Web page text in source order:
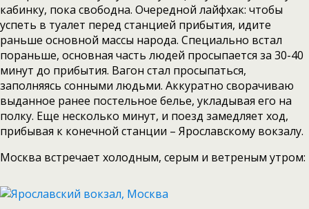
кабинку, пока свободна. Очередной лайфхак: чтобы
успеть в туалет перед станцией прибытия, идите
раньше основной массы народа. Специально встал
пораньше, основная часть людей просыпается за 30-40
минут до прибытия. Вагон стал просыпаться,
заполняясь сонными людьми. Аккуратно сворачиваю
выданное ранее постельное белье, укладывая его на
полку. Еще несколько минут, и поезд замедляет ход,
прибывая к конечной станции – Ярославскому вокзалу.
Москва встречает холодным, серым и ветреным утром: